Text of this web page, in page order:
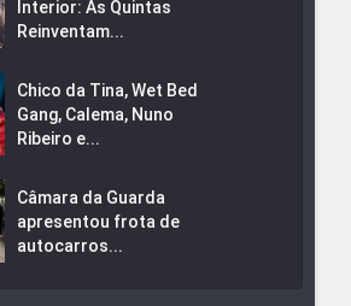
Interior: As Quintas
Reinventam...
Chico da Tina, Wet Bed
Gang, Calema, Nuno
Ribeiro e...
Câmara da Guarda
apresentou frota de
autocarros...